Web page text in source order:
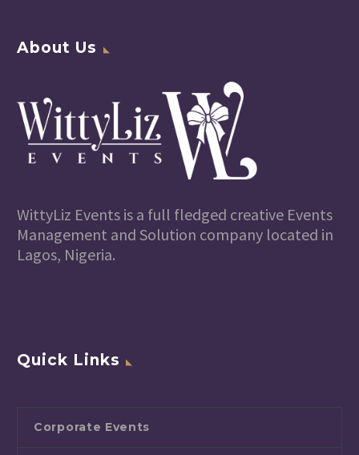
About Us
WittyLiz Events is a full fledged creative Events
Management and Solution company located in
Lagos, Nigeria.
Quick Links
Corporate Events